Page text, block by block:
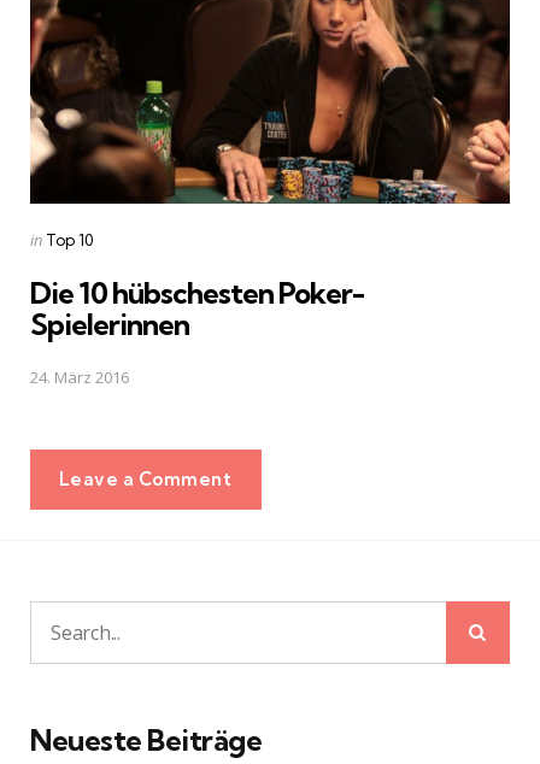
Posted
in Top 10
Die 10 hübschesten Poker-
Spielerinnen
24. März 2016
Leave a Comment
Search
for:
Neueste Beiträge